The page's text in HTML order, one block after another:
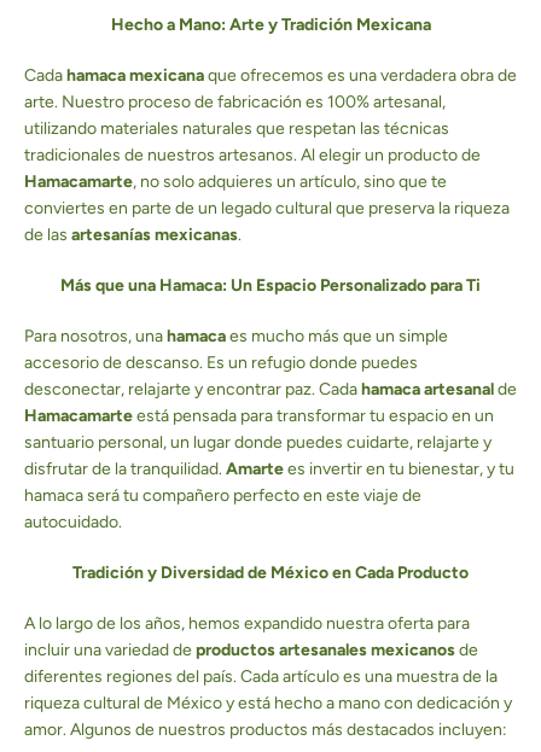
BUSCAR
Hecho a Mano: Arte y Tradición Mexicana
Cadahamaca mexicanaque ofrecemos es una verdadera obra de
arte. Nuestro proceso de fabricación es 100% artesanal,
utilizando materiales naturales que respetan las técnicas
tradicionales de nuestros artesanos. Al elegir un producto de
Hamacamarte, no solo adquieres un artículo, sino que te
conviertes en parte de un legado cultural que preserva la riqueza
de las artesanías mexicanas.
Más que una Hamaca: Un Espacio Personalizado para Ti
Para nosotros, unahamacaes mucho más que un simple
accesorio de descanso. Es un refugio donde puedes
desconectar, relajarte y encontrar paz. Cadahamaca artesanalde
Hamacamarteestá pensada para transformar tu espacio en un
santuario personal, un lugar donde puedes cuidarte, relajarte y
disfrutar de la tranquilidad.Amartees invertir en tu bienestar, y tu
hamaca será tu compañero perfecto en este viaje de
autocuidado.
Tradición y Diversidad de México en Cada Producto
A lo largo de los años, hemos expandido nuestra oferta para
incluir una variedad deproductos artesanales mexicanosde
diferentes regiones del país. Cada artículo es una muestra de la
riqueza cultural de México y está hecho a mano con dedicación y
amor. Algunos de nuestros productos más destacados incluyen: